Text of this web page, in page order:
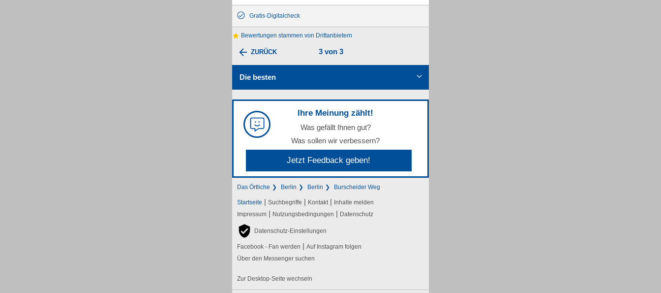
Gratis-Digitalcheck
Bewertungen stammen von Drittanbietern
ZURÜCK 3 von 3
Die besten
Ihre Meinung zählt!
Was gefällt Ihnen gut?
Was sollen wir verbessern?
Jetzt Feedback geben!
Das Örtliche Berlin Berlin Burscheider Weg
Startseite | Suchbegriffe | Kontakt | Inhalte melden
Impressum | Nutzungsbedingungen | Datenschutz
Datenschutz-Einstellungen
Facebook - Fan werden | Auf Instagram folgen
Über den Messenger suchen
Zur Desktop-Seite wechseln